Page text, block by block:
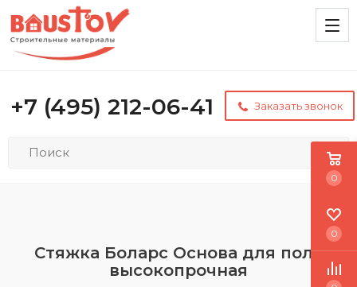
+7 (495) 212-06-41 Заказать звонок
Стяжка Боларс Основа для пола
высокопрочная
0
0